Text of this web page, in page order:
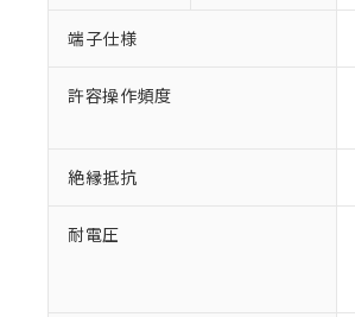
端子仕様
許容操作頻度
絶縁抵抗
耐電圧